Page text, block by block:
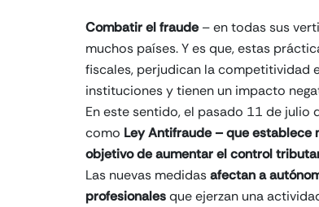
Combatir el fraude – en todas sus
muchos países. Y es que, estas
fiscales, perjudican la competitividad
instituciones y tienen un impacto
En este sentido, el pasado 11 de
como Ley Antifraude – que establece
objetivo de aumentar el control
Las nuevas medidasafectan a
profesionalesque ejerzan una